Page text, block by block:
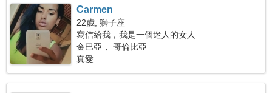
Carmen
22歲, 獅子座
寫信給我，我是一個迷人的女人
金巴亞， 哥倫比亞
真愛